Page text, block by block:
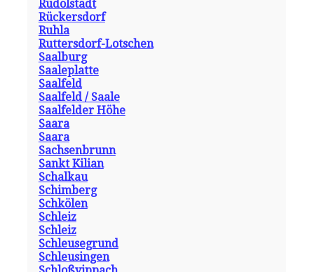
Rudolstadt
Rückersdorf
Ruhla
Ruttersdorf-Lotschen
Saalburg
Saaleplatte
Saalfeld
Saalfeld / Saale
Saalfelder Höhe
Saara
Saara
Sachsenbrunn
Sankt Kilian
Schalkau
Schimberg
Schkölen
Schleiz
Schleiz
Schleusegrund
Schleusingen